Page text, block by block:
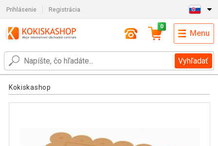
Prihlásenie Registrácia
Vyhľadať
0
Menu
Kokiskashop